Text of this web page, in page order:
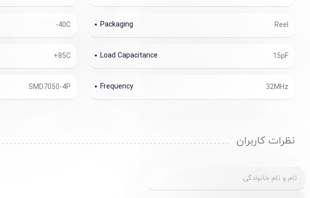
Reel
Packaging
-40C
15pF
Load Capacitance
+85C
32MHz
Frequency
SMD7050-4P
نظرات کاربران